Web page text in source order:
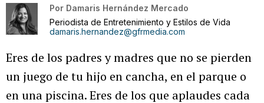
Por Damaris Hernández Mercado
Periodista de Entretenimiento y Estilos de Vida
damaris.hernandez@gfrmedia.com
Eres de los padres y madres que no se pierden
un juego de tu hijo en cancha, en el parque o
en una piscina. Eres de los que aplaudes cada